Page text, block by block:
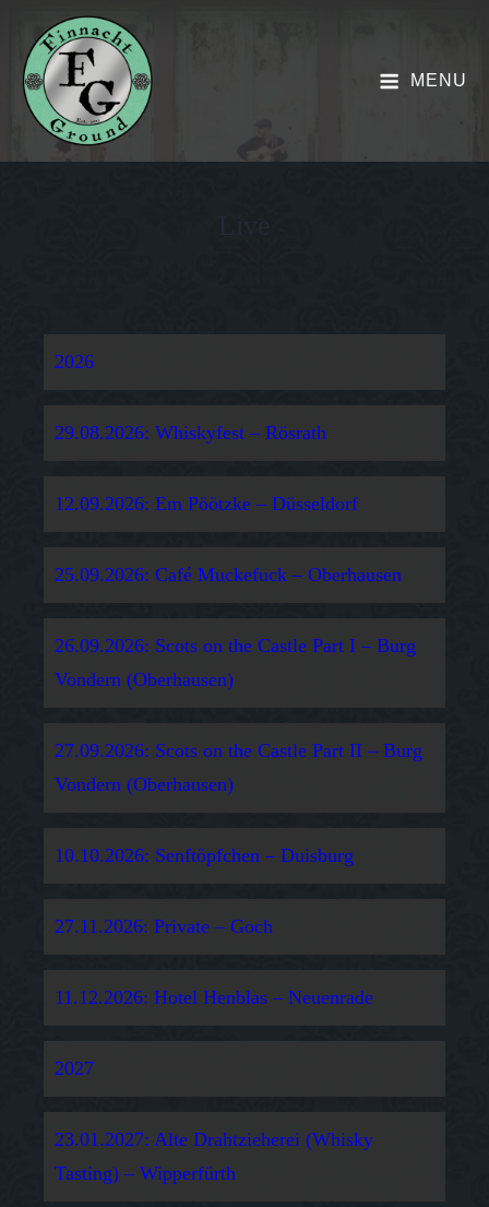
MENU
2026
29.08.2026: Whiskyfest – Rösrath
12.09.2026: Em Pöötzke – Düsseldorf
25.09.2026: Café Muckefuck – Oberhausen
26.09.2026: Scots on the Castle Part I – Burg
Vondern (Oberhausen)
27.09.2026: Scots on the Castle Part II – Burg
Vondern (Oberhausen)
10.10.2026: Senftöpfchen – Duisburg
27.11.2026: Private – Goch
11.12.2026: Hotel Henblas – Neuenrade
2027
23.01.2027: Alte Drahtzieherei (Whisky
Tasting) – Wipperfürth